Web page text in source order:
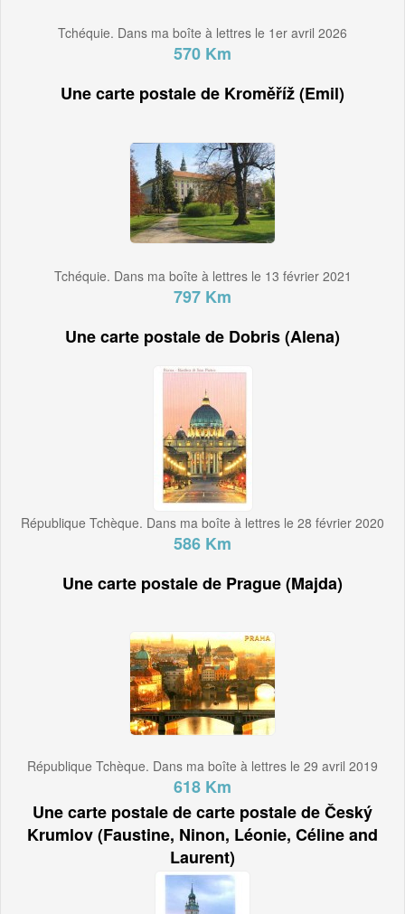
Tchéquie. Dans ma boîte à lettres le 1er avril 2026
570 Km
Une carte postale de Kroměříž (Emil)
Tchéquie. Dans ma boîte à lettres le 13 février 2021
797 Km
Une carte postale de Dobris (Alena)
République Tchèque. Dans ma boîte à lettres le 28 février 2020
586 Km
Une carte postale de Prague (Majda)
République Tchèque. Dans ma boîte à lettres le 29 avril 2019
618 Km
Une carte postale de carte postale de Český
Krumlov (Faustine, Ninon, Léonie, Céline and
Laurent)